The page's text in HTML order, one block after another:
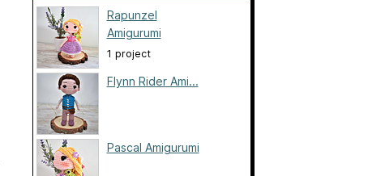
Rapunzel
Amigurumi
1 project
Flynn Rider Ami...
Pascal Amigurumi